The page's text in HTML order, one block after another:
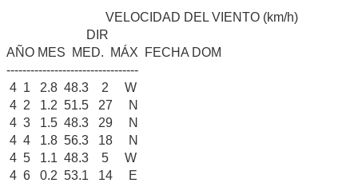
VELOCIDAD DEL VIENTO (km/h)
DIR
AÑO MES MED. MÁX FECHA DOM
---------------------------------
4 1 2.8 48.3 2 W
4 2 1.2 51.5 27 N
4 3 1.5 48.3 29 N
4 4 1.8 56.3 18 N
4 5 1.1 48.3 5 W
4 6 0.2 53.1 14 E